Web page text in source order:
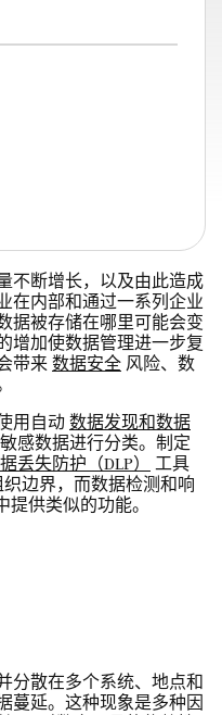
不断增长，以及由此造成
在内部和通过一系列企业
据被存储在哪里可能会变
增加使数据管理进一步复
带来 数据安全 风险、数
用自动 数据发现和数据
感数据进行分类。制定
丢失防护（DLP）
工具
织边界，而数据检测和响
提供类似的功能。
分散在多个系统、地点和
蔓延。这种现象是多种因